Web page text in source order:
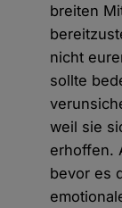
breiten
nicht
sollte
weil sie
erhoffen.
bevor es